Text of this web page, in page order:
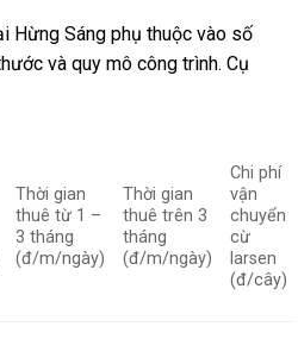
Hừng Sáng phụ thuộc vào số
và quy mô công trình. Cụ
Thời gian
thuê từ 1 –
3 tháng
(đ/m/ngày)
Thời gian
thuê trên 3
tháng
(đ/m/ngày)
Chi phí
vận
chuyển
cừ
larsen
(đ/cây)